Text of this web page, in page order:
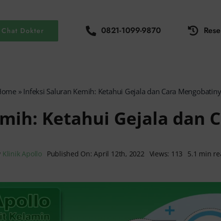
Chat Dokter 0821-1099-9870
» Infeksi Saluran Kemih: Ketahui Gejala dan Cara
Ketahui Gejala dan
Klinik Apollo Published On: April 12th, 2022 Views: 113 5.1 min